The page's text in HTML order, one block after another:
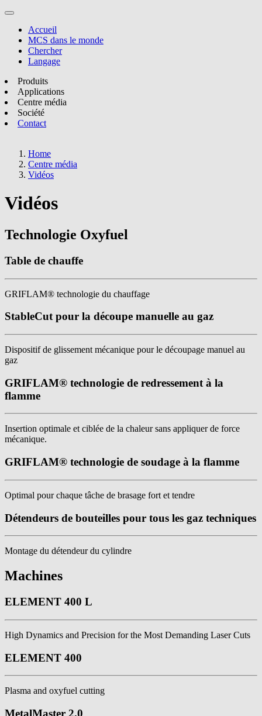
Accueil
MCS dans le monde
Chercher
Langage
Produits
Applications
Centre média
Société
Contact
Home
Centre média
Vidéos
Vidéos
Technologie Oxyfuel
Table de chauffe
GRIFLAM® technologie du chauffage
StableCut pour la découpe manuelle au gaz
Dispositif de glissement mécanique pour le découpage manuel au
gaz
GRIFLAM® technologie de redressement à la
flamme
Insertion optimale et ciblée de la chaleur sans appliquer de force
mécanique.
GRIFLAM® technologie de soudage à la flamme
Optimal pour chaque tâche de brasage fort et tendre
Détendeurs de bouteilles pour tous les gaz techniques
Montage du détendeur du cylindre
Machines
ELEMENT 400 L
High Dynamics and Precision for the Most Demanding Laser Cuts
ELEMENT 400
Plasma and oxyfuel cutting
MetalMaster 2.0